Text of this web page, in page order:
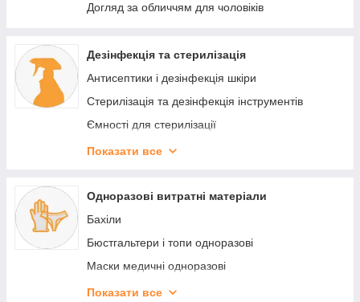
Догляд за обличчям для чоловіків
Дезінфекція та стерилізація
Антисептики і дезінфекція шкіри
Стерилізація та дезінфекція інструментів
Ємності для стерилізації
Крафт пакети для стерилізації
Дезінфекція поверхонь приміщень
Показати все
Одноразові витратні матеріали
Бахіли
Бюстгальтери і топи одноразові
Маски медичні одноразові
Маски-серветки косметологічні
Показати все